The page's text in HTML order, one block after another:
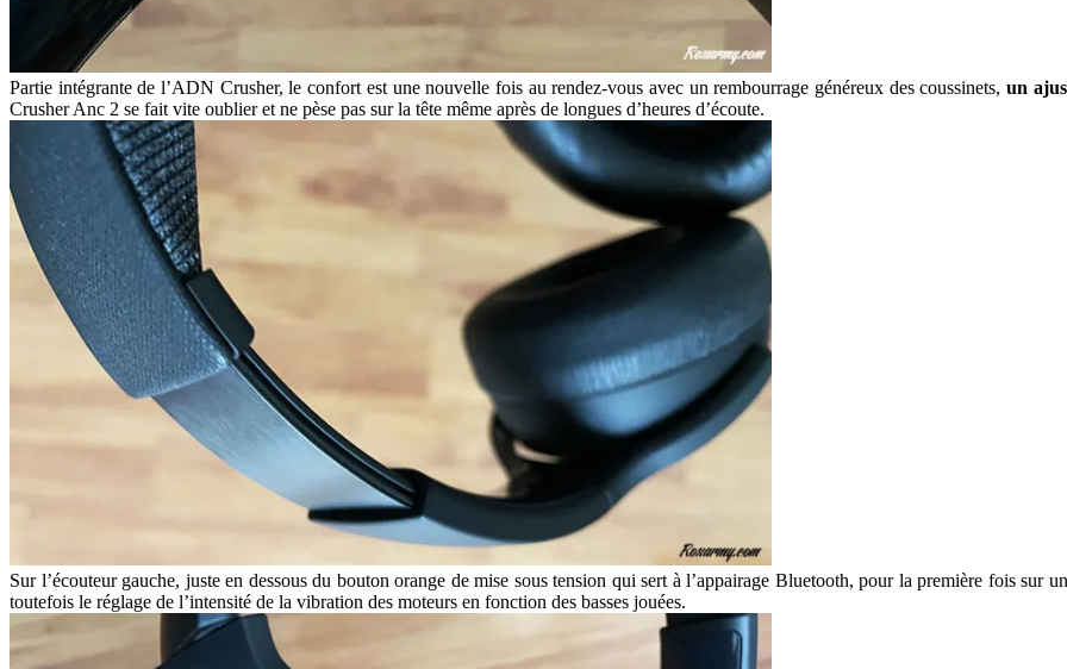
Partie intégrante de l’ADN Crusher, le confort est une nouvelle fois au rendez-vous avec un rembourrage généreux des coussinets,un
Crusher Anc 2 se fait vite oublier et ne pèse pas sur la tête même après de longues d’heures d’écoute.
Sur l’écouteur gauche, juste en dessous du bouton orange de mise sous tension qui sert à l’appairage Bluetooth, pour la première fois sur
toutefois le réglage de l’intensité de la vibration des moteurs en fonction des basses jouées.